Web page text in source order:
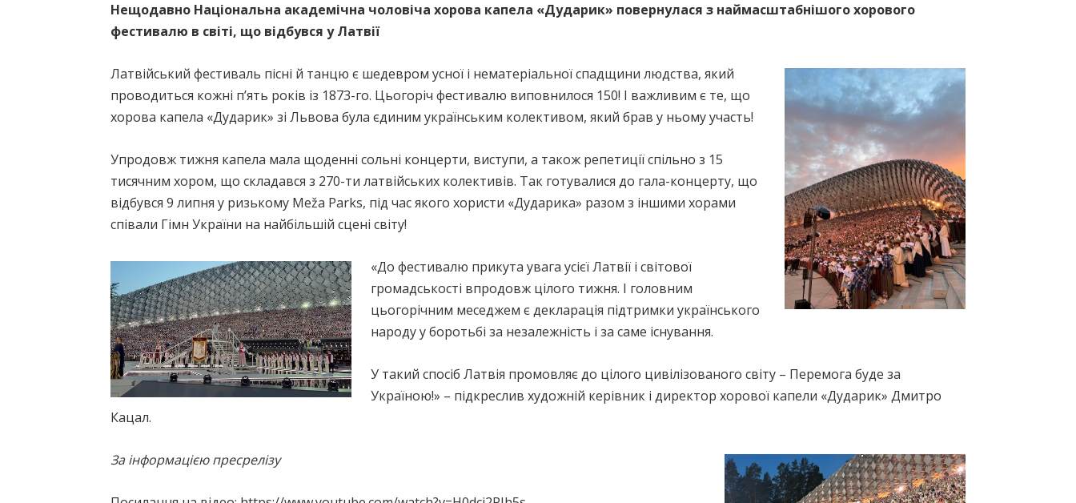
Нещодавно Національна академічна чоловіча хорова капела «Дударик» повернулася з наймасштабнішого хорового
фестивалю в світі, що відбувся у Латвії
Латвійський фестиваль пісні й танцю є шедевром усної і нематеріальної спадщини людства, який
проводиться кожні п’ять років із 1873-го. Цьогоріч фестивалю виповнилося 150! І важливим є те, що
хорова капела «Дударик» зі Львова була єдиним українським колективом, який брав у ньому участь!
Упродовж тижня капела мала щоденні сольні концерти, виступи, а також репетиції спільно з 15
тисячним хором, що складався з 270-ти латвійських колективів. Так готувалися до гала-концерту, що
відбувся 9 липня у ризькому Meža Parks, під час якого хористи «Дударика» разом з іншими хорами
співали Гімн України на найбільшій сцені світу!
«До фестивалю прикута увага усієї Латвії і світової
громадськості впродовж цілого тижня. І головним
цьогорічним меседжем є декларація підтримки українського
народу у боротьбі за незалежність і за саме існування.
У такий спосіб Латвія промовляє до цілого цивілізованого світу – Перемога буде за
Україною!» – підкреслив художній керівник і директор хорової капели «Дударик» Дмитро
Кацал.
За інформацією пресрелізу